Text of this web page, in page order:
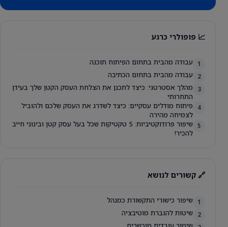
📈 פופולרי כרגע
1 עבודה מהבית בתחום הפיתוח תוכנה
2 עבודה מהבית בתחום הכתיבה
3
מהלך אסטרטגי: כיצד לתכנן את הצלחת העסק הקטן שלך בעידן
התחרותי
4
פיתוח מודלים עסקיים: כיצד לשדרג את העסק שלכם ולהוביל
לצמיחה מהירה
5
שיפור פרודוקטיביות: 5 טקטיקות שכל בעל עסק קטן ובינוני חייב
להכיר!
🔗 קשורים לנושא
1 שיפור כישורי התקשורת כמנהל
2 שיטות להגברת מוטיבציה